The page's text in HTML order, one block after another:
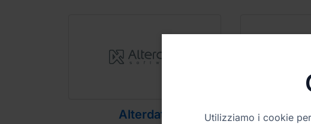
Alterdata
Utilizziamo i cookie